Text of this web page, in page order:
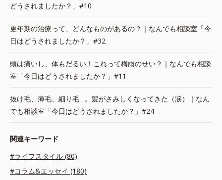
どうされましたか？」#10
更年期の治療って、どんなものがあるの？｜なんでも相談室「今
日はどうされましたか？」#32
頭は痛いし、体もだるい！これって梅雨のせい？｜なんでも相談
室「今日はどうされましたか？」#11
抜け毛、薄毛、細り毛…。髪がさみしくなってきた（涙）｜なん
でも相談室「今日はどうされましたか？」#24
関連キーワード
#ライフスタイル (80)
#コラム&エッセイ (180)